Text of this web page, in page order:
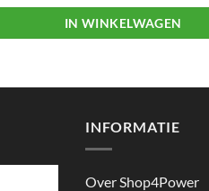
IN WINKELWAGEN
INFORMATIE
Over Shop4Power